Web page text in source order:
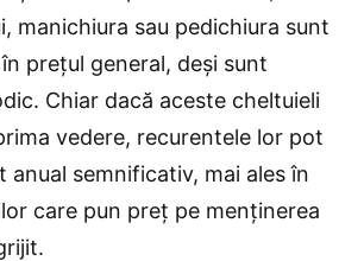
manichiura sau pedichiura sunt
prețul general, deși sunt
Chiar dacă aceste cheltuieli
vedere, recurentele lor pot
anual semnificativ, mai ales în
care pun preț pe menținerea